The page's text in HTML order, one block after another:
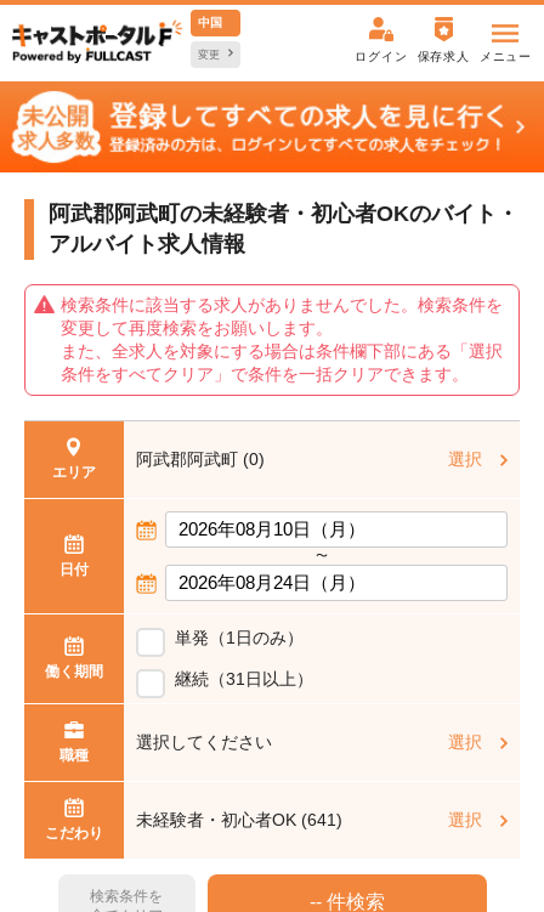
中国
変更 ログイン 保存求人 メニュー
阿武郡阿武町の未経験者・初心者OKのバイト・
アルバイト求人情報
検索条件に該当する求人がありませんでした。検索条件を
変更して再度検索をお願いします。
また、全求人を対象にする場合は条件欄下部にある「選択
条件をすべてクリア」で条件を一括クリアできます。
エリア
阿武郡阿武町 (0) 選択
日付
〜
働く期間
単発（1日のみ）
継続（31日以上）
職種
選択してください 選択
こだわり
未経験者・初心者OK (641) 選択
検索条件を